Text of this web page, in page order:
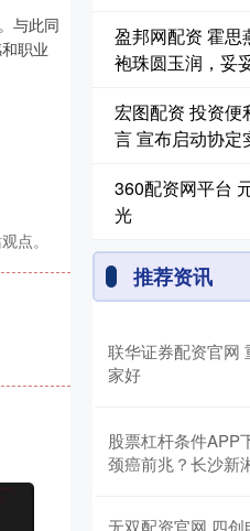
与此同
职业
点。
盈邦网配资 霍思
袍珠圆玉润，妥
宏图配资 投资便
言 宣布启动协定
360配资网平台
光
推荐资讯
联华证券配资官网
家好
股票杠杆条件APP
颈癌前兆？长沙新
无双配资官网 四